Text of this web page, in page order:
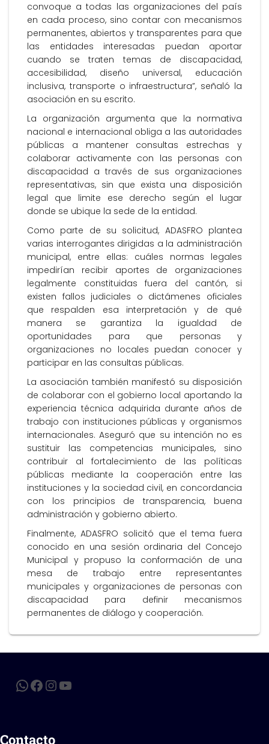
convoque a todas las organizaciones del país
en cada proceso, sino contar con mecanismos
permanentes, abiertos y transparentes para que
las entidades interesadas puedan aportar
cuando se traten temas de discapacidad,
accesibilidad, diseño universal, educación
inclusiva, transporte o infraestructura”, señaló la
asociación en su escrito.
La organización argumenta que la normativa
nacional e internacional obliga a las autoridades
públicas a mantener consultas estrechas y
colaborar activamente con las personas con
discapacidad a través de sus organizaciones
representativas, sin que exista una disposición
legal que limite ese derecho según el lugar
donde se ubique la sede de la entidad.
Como parte de su solicitud, ADASFRO plantea
varias interrogantes dirigidas a la administración
municipal, entre ellas: cuáles normas legales
impedirían recibir aportes de organizaciones
legalmente constituidas fuera del cantón, si
existen fallos judiciales o dictámenes oficiales
que respalden esa interpretación y de qué
manera se garantiza la igualdad de
oportunidades para que personas y
organizaciones no locales puedan conocer y
participar en las consultas públicas.
La asociación también manifestó su disposición
de colaborar con el gobierno local aportando la
experiencia técnica adquirida durante años de
trabajo con instituciones públicas y organismos
internacionales. Aseguró que su intención no es
sustituir las competencias municipales, sino
contribuir al fortalecimiento de las políticas
públicas mediante la cooperación entre las
instituciones y la sociedad civil, en concordancia
con los principios de transparencia, buena
administración y gobierno abierto.
Finalmente, ADASFRO solicitó que el tema fuera
conocido en una sesión ordinaria del Concejo
Municipal y propuso la conformación de una
mesa de trabajo entre representantes
municipales y organizaciones de personas con
discapacidad para definir mecanismos
permanentes de diálogo y cooperación.
Contacto